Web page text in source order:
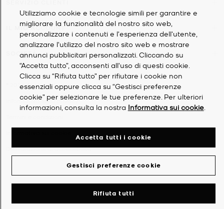
IL MIO ACCOUNT
SOCIETÀ
2026Michael Kors
Informativa sulla privacy
Dichiarazione di accessibilità
Utilizziamo cookie e tecnologie simili per garantire e
migliorare la funzionalità del nostro sito web,
personalizzare i contenuti e l'esperienza dell'utente,
analizzare l'utilizzo del nostro sito web e mostrare
annunci pubblicitari personalizzati. Cliccando su
“Accetta tutto”, acconsenti all'uso di questi cookie.
Clicca su “Rifiuta tutto” per rifiutare i cookie non
essenziali oppure clicca su “Gestisci preferenze
cookie” per selezionare le tue preferenze. Per ulteriori
informazioni, consulta la nostra Informativa sui cookie.
Gestisci preferenze cookie
Rifiuta tutti
Accetta tutti i cookie